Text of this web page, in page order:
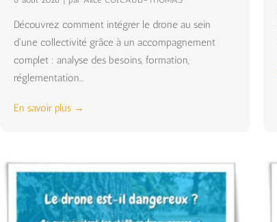
Découvrez comment intégrer le drone au sein
d'une collectivité grâce à un accompagnement
complet : analyse des besoins, formation,
réglementation...
En savoir plus →